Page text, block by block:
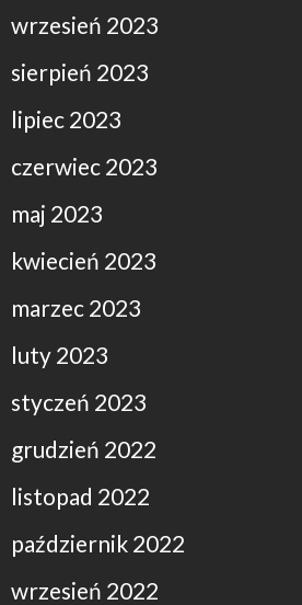
wrzesień 2023
sierpień 2023
lipiec 2023
czerwiec 2023
maj 2023
kwiecień 2023
marzec 2023
luty 2023
styczeń 2023
grudzień 2022
listopad 2022
październik 2022
wrzesień 2022